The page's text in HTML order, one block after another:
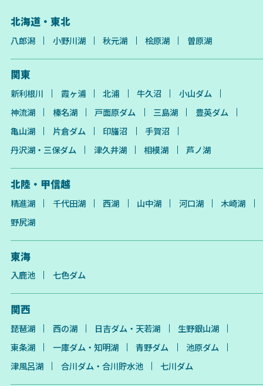
北海道・東北
八郎潟 小野川湖 秋元湖 桧原湖 曽原湖
関東
新利根川 霞ヶ浦 北浦 牛久沼
小山ダム
神流湖
榛名湖 戸面原ダム 三島湖
豊英ダム
亀山湖
片倉ダム 印旛沼
手賀沼
丹沢湖・三保ダム
津久井湖 相模湖 芦ノ湖
北陸・甲信越
精進湖 千代田湖 西湖 山中湖 河口湖
木崎湖
野尻湖
東海
入鹿池 七色ダム
関西
琵琶湖 西の湖 日吉ダム・天若湖
生野銀山湖
東条湖
一庫ダム・知明湖 青野ダム
池原ダム
津風呂湖
合川ダム・合川貯水池 七川ダム